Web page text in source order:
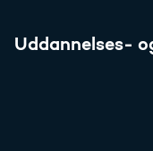
Uddannelses-